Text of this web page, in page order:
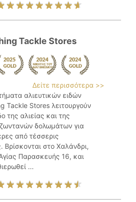
Tackle Stores
Δείτε περισσότερα >>
αλιευτικών ειδών
Tackle Stores λειτουργούν
της αλιείας και της
δολωμάτων για
από τέσσερις
Βρίσκονται στο Χαλάνδρι,
Παρασκευής 16, και
...